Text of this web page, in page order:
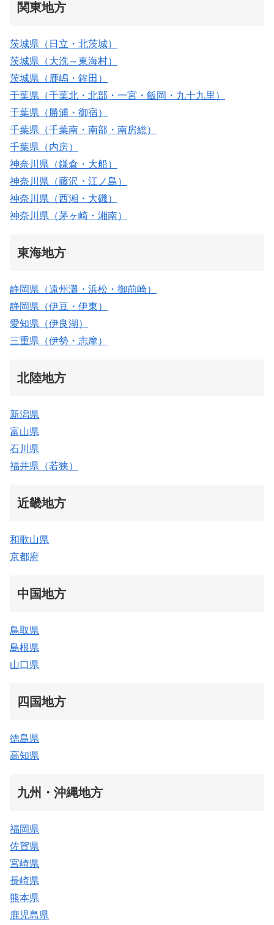
関東地方
茨城県（日立・北茨城）
茨城県（大洗～東海村）
茨城県（鹿嶋・鉾田）
千葉県（千葉北・北部・一宮・飯岡・九十九里）
千葉県（勝浦・御宿）
千葉県（千葉南・南部・南房総）
千葉県（内房）
神奈川県（鎌倉・大船）
神奈川県（藤沢・江ノ島）
神奈川県（西湘・大磯）
神奈川県（茅ヶ崎・湘南）
東海地方
静岡県（遠州灘・浜松・御前崎）
静岡県（伊豆・伊東）
愛知県（伊良湖）
三重県（伊勢・志摩）
北陸地方
新潟県
富山県
石川県
福井県（若狭）
近畿地方
和歌山県
京都府
中国地方
鳥取県
島根県
山口県
四国地方
徳島県
高知県
九州・沖縄地方
福岡県
佐賀県
宮崎県
長崎県
熊本県
鹿児島県